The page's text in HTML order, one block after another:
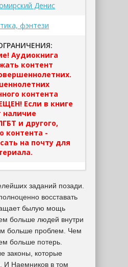
Денис
фэнтези
Аудиокнига
контент
контента
Если в книге
наличие
и другого,
контента -
на почту для
заданий позади.
восставать
былую мощь
больше людей внутри
больше проблем. Чем
больше потерь.
законы, которые
И Наемников в том